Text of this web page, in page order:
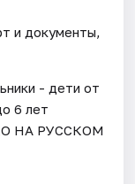
и документы,
- дети от
6 лет
НА РУССКОМ